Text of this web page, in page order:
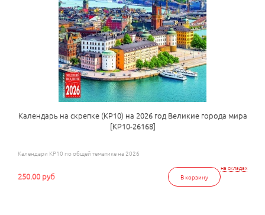
Календарь на скрепке (КР10) на 2026 год Великие города мира
[КР10-26168]
Календари КР10 по общей тематике на 2026
на складах
В корзину
250.00 руб